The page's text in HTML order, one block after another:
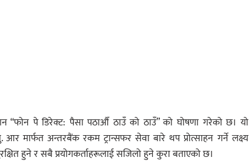
पे डिरेक्ट: पैसा पठाऔँ ठाउँ को ठाउँ” को घोषणा गरेको छ। यो
मार्फत अन्तरबैंक रकम ट्रान्सफर सेवा बारे थप प्रोत्साहन गर्ने लक्ष्य
हुने र सबै प्रयोगकर्ताहरूलाई सजिलो हुने कुरा बताएको छ।